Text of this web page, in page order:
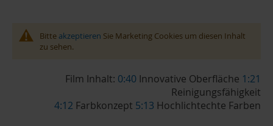
Bitte akzeptieren Sie Marketing Cookies um diesen Inhalt
zu sehen.
Film Inhalt: 0:40 Innovative Oberfläche 1:21
Reinigungsfähigkeit
4:12 Farbkonzept 5:13 Hochlichtechte Farben